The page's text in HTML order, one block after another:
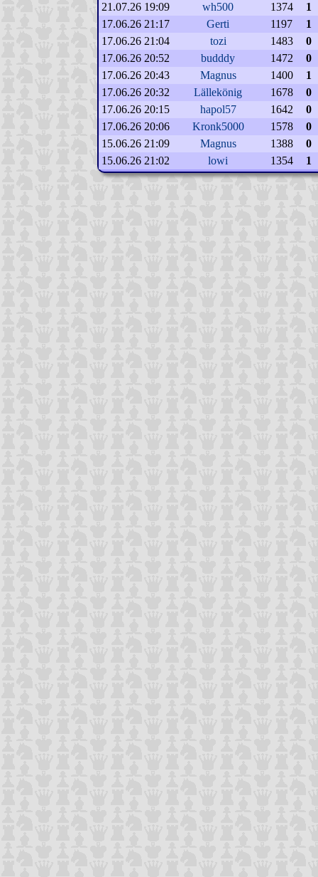
21.07.26 19:09 wh500 1374
1
17.06.26 21:17
Gerti 1197
1
17.06.26 21:04
tozi 1483
0
17.06.26 20:52
budddy 1472
0
17.06.26 20:43
Magnus 1400
1
17.06.26 20:32
Lällekönig 1678
0
17.06.26 20:15
hapol57 1642
0
17.06.26 20:06
Kronk5000 1578
0
15.06.26 21:09
Magnus 1388
0
15.06.26 21:02
lowi 1354 1